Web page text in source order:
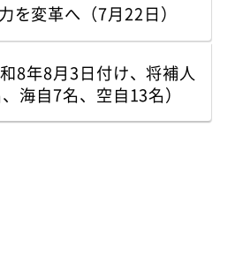
を変革へ（7月22日）
8年8月3日付け、将補人
海自7名、空自13名）